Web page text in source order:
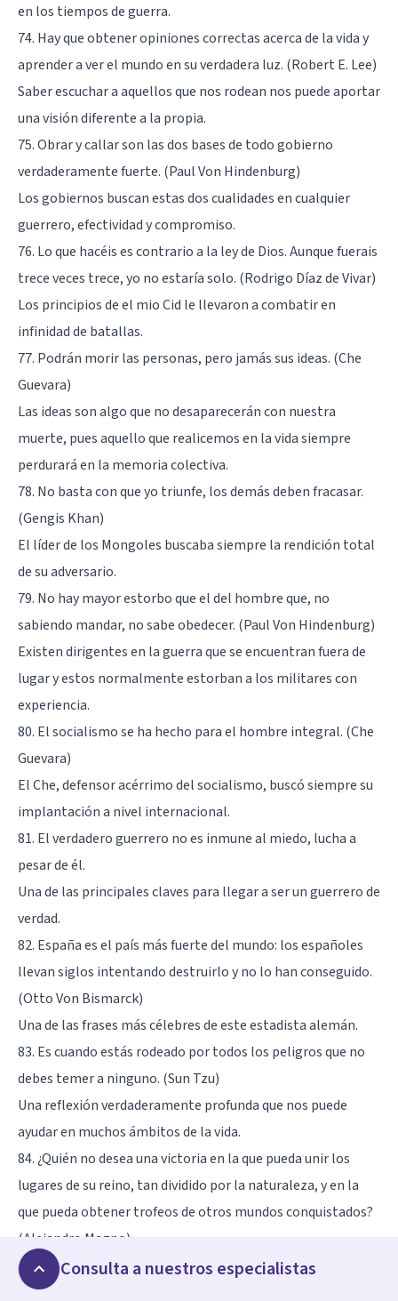
en los tiempos de guerra.
74. Hay que obtener opiniones correctas acerca de la vida y
aprender a ver el mundo en su verdadera luz. (Robert E. Lee)
Saber escuchar a aquellos que nos rodean nos puede aportar
una visión diferente a la propia.
75. Obrar y callar son las dos bases de todo gobierno
verdaderamente fuerte. (Paul Von Hindenburg)
Los gobiernos buscan estas dos cualidades en cualquier
guerrero, efectividad y compromiso.
76. Lo que hacéis es contrario a la ley de Dios. Aunque fuerais
trece veces trece, yo no estaría solo. (Rodrigo Díaz de Vivar)
Los principios de el mio Cid le llevaron a combatir en
infinidad de batallas.
77. Podrán morir las personas, pero jamás sus ideas. (Che
Guevara)
Las ideas son algo que no desaparecerán con nuestra
muerte, pues aquello que realicemos en la vida siempre
perdurará en la memoria colectiva.
78. No basta con que yo triunfe, los demás deben fracasar.
(Gengis Khan)
El líder de los Mongoles buscaba siempre la rendición total
de su adversario.
79. No hay mayor estorbo que el del hombre que, no
sabiendo mandar, no sabe obedecer. (Paul Von Hindenburg)
Existen dirigentes en la guerra que se encuentran fuera de
lugar y estos normalmente estorban a los militares con
experiencia.
80. El socialismo se ha hecho para el hombre integral. (Che
Guevara)
El Che, defensor acérrimo del socialismo, buscó siempre su
implantación a nivel internacional.
81. El verdadero guerrero no es inmune al miedo, lucha a
pesar de él.
Una de las principales claves para llegar a ser un guerrero de
verdad.
82. España es el país más fuerte del mundo: los españoles
llevan siglos intentando destruirlo y no lo han conseguido.
(Otto Von Bismarck)
Una de las frases más célebres de este estadista alemán.
83. Es cuando estás rodeado por todos los peligros que no
debes temer a ninguno. (Sun Tzu)
Una reflexión verdaderamente profunda que nos puede
ayudar en muchos ámbitos de la vida.
84. ¿Quién no desea una victoria en la que pueda unir los
lugares de su reino, tan dividido por la naturaleza, y en la
que pueda obtener trofeos de otros mundos conquistados?
(Alejandro Magno)
Alejandro Magno será siempre recordado como uno de los
mayores generales de la historia.
Consulta a nuestros especialistas